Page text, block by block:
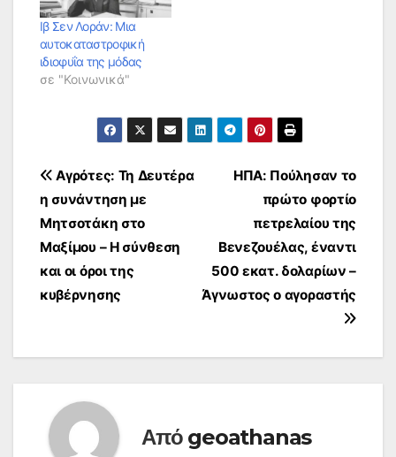
Ιβ Σεν Λοράν: Μια
αυτοκαταστροφική
ιδιοφυΐα της μόδας
σε "Κοινωνικά"
Πλοήγηση
άρθρων
ΗΠΑ: Πούλησαν το
πρώτο φορτίο
πετρελαίου της
Βενεζουέλας, έναντι
500 εκατ. δολαρίων –
Άγνωστος ο αγοραστής
Αγρότες: Τη Δευτέρα
η συνάντηση με
Μητσοτάκη στο
Μαξίμου – Η σύνθεση
και οι όροι της
κυβέρνησης
Από geoathanas